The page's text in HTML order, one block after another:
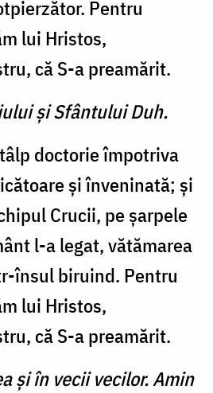
Pentru
lui Hristos,
că S-a preamărit.
şi Sfântului Duh.
doctorie împotriva
şi înveninată; şi
Crucii, pe şarpele
l-a legat, vătămarea
însul biruind. Pentru
lui Hristos,
că S-a preamărit.
şi în vecii vecilor. Amin